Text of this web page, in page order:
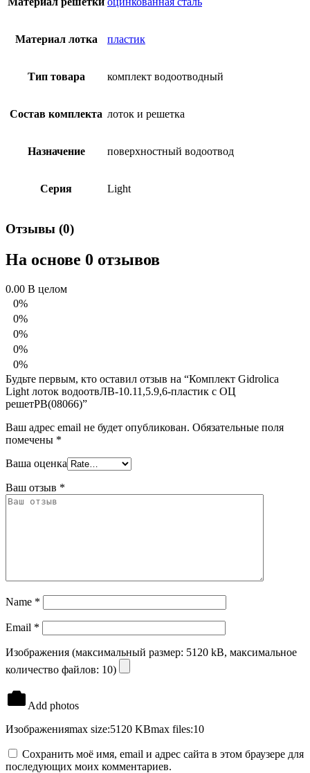
Материал лотка пластик
Тип товара комплект водоотводный
Состав комплекта лоток и решетка
Назначение поверхностный водоотвод
Серия Light
Отзывы (0)
На основе 0 отзывов
0.00 В целом
0%
0%
0%
0%
0%
Будьте первым, кто оставил отзыв на “Комплект Gidrolica
Light лоток водоотвЛВ-10.11,5.9,6-пластик с ОЦ
решетРВ(08066)”
Ваш адрес email не будет опубликован. Обязательные поля
помечены *
Ваша оценка
Ваш отзыв *
Name *
Email *
Изображения (максимальный размер: 5120 kB, максимальное
количество файлов: 10)
Add photos
Изображенияmax size:5120 KBmax files:10
Сохранить моё имя, email и адрес сайта в этом браузере для
последующих моих комментариев.